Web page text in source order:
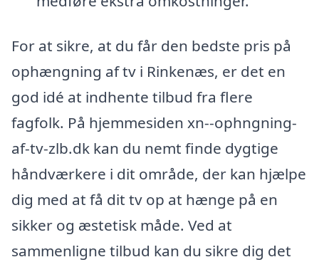
For at sikre, at du får den bedste pris på
ophængning af tv i Rinkenæs, er det en
god idé at indhente tilbud fra flere
fagfolk. På hjemmesiden xn--ophngning-
af-tv-zlb.dk kan du nemt finde dygtige
håndværkere i dit område, der kan hjælpe
dig med at få dit tv op at hænge på en
sikker og æstetisk måde. Ved at
sammenligne tilbud kan du sikre dig det